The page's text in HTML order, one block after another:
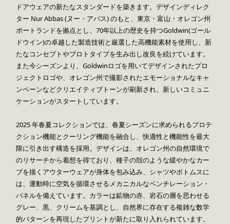
ドアウェアの新たなスタンダードを築きます。デザインディレク
ター Nur Abbas (ヌー・アバス) のもと、東京・富山・オレゴン州
ポートランドを拠点とし、70年以上の歴史を持つGoldwin(ゴール
ドウイン)の卓越した製造技術と厳選した高機能素材を使用し、新
たなコンセプトやプロトタイプを生み出し改良を続けています。
また今シーズンより、Goldwinロゴを用いてデザインされたプロ
ジェクトロゴや、オレゴン州で撮影されたエモーショナルなキャ
ンペーンなどクリエイティブトーンが刷新され、新しいコミュニ
ケーションがスタートしています。
2025 年春夏コレクションでは、春夏シーズンに求められるプロテ
クション機能とクーリング機能を融合し、快適性と機能性を最大
限に引き出す構造を採用。デザインは、オレゴン州の自然環境で
のリサーチから着想を得ており、種子の殻のような緩やかなカー
ブを描くアウターウェアが身体を包み込み、シャツやボトムスに
は、運動時に空気を循環させるメカニカルなベンチレーション・
パネルを備えています。カラーは鉱物の赤、岩石の層を思わせる
グレー、黒、クリームを基調とし、自然界に存在する複雑な数学
的パターンを再現したプリントが新たに取り入れられています。